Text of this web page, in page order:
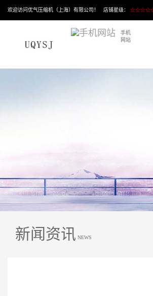
欢迎访问优气压缩机（上海）有限公司！ 店铺星级：
手机
网站
新闻资讯 NEWS